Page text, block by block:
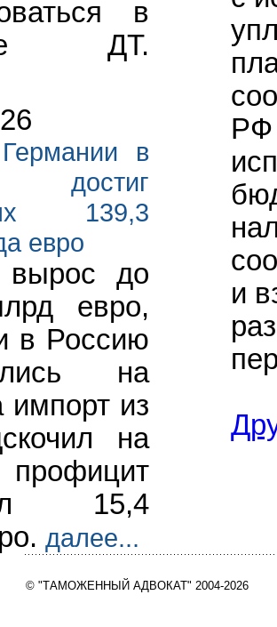
в
ДТ.
в
139,3
евро
вырос до
евро,
в Россию
на
импорт из
на
15,4
далее...
РФ
и
© "ТАМОЖЕННЫЙ АДВОКАТ" 2004-2026